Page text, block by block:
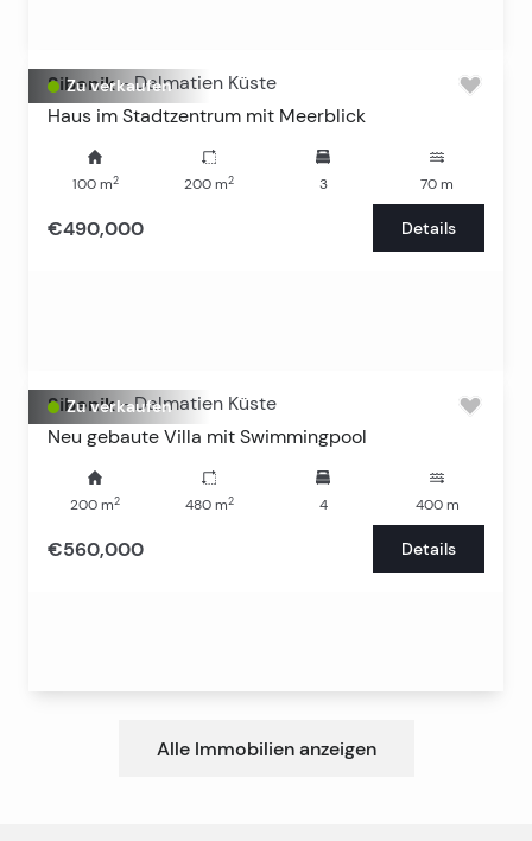
Zu verkaufen
Sibenik - Dalmatien Küste
Haus im Stadtzentrum mit Meerblick
100m2 200 m2 3 70 m
€490,000 Details
Zu verkaufen
Sibenik - Dalmatien Küste
Neu gebaute Villa mit Swimmingpool
200 m2 480m2 4 400m
€560,000 Details
Alle Immobilien anzeigen